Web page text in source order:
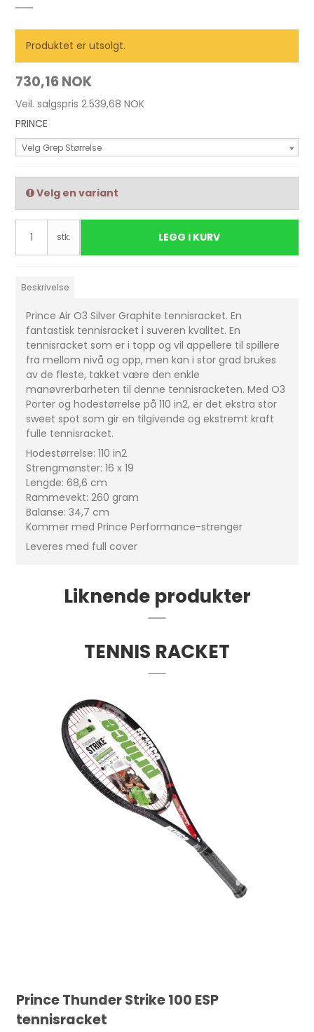
Produktet er utsolgt.
730,16 NOK
Veil. salgspris 2.539,68 NOK
PRINCE
Velg Grep Størrelse
Velg en variant
stk. LEGG I KURV
Beskrivelse
Prince Air O3 Silver Graphite tennisracket. En
fantastisk tennisracket i suveren kvalitet. En
tennisracket som er i topp og vil appellere til spillere
fra mellom nivå og opp, men kan i stor grad brukes
av de fleste, takket være den enkle
manøvrerbarheten til denne tennisracketen. Med O3
Porter og hodestørrelse på 110 in2, er det ekstra stor
sweet spot som gir en tilgivende og ekstremt kraft
fulle tennisracket.
Hodestørrelse: 110 in2
Strengmønster: 16 x 19
Lengde: 68,6 cm
Rammevekt: 260 gram
Balanse: 34,7 cm
Kommer med Prince Performance-strenger
Leveres med full cover
Liknende produkter
TENNIS RACKET
Prince Thunder Strike 100 ESP
tennisracket